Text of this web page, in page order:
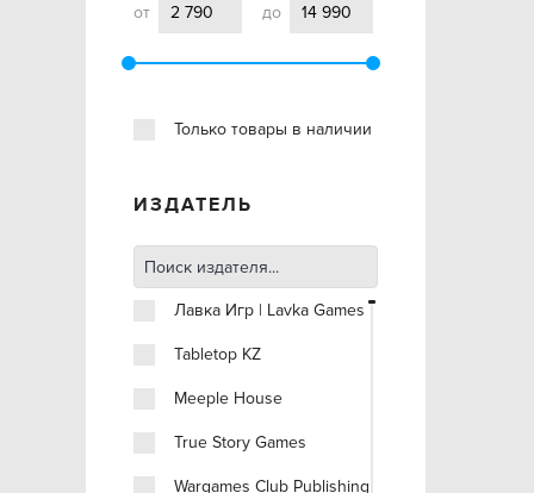
от до
Только товары в наличии
ИЗДАТЕЛЬ
Лавка Игр | Lavka Games
Tabletop KZ
Meeple House
True Story Games
Wargames Club Publishing